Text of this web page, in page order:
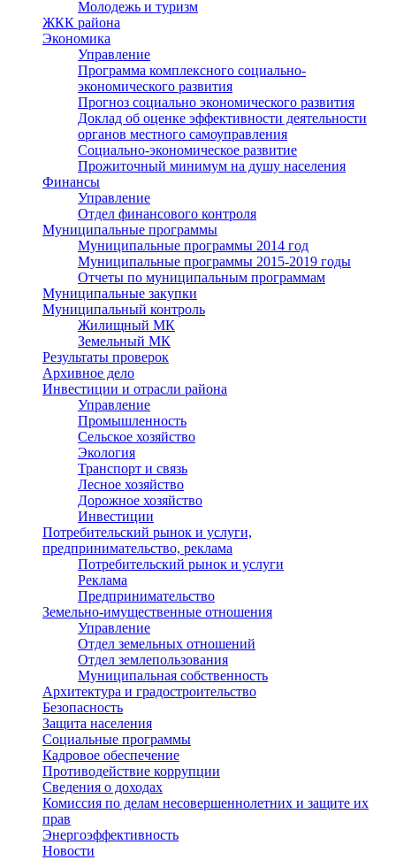
Молодежь и туризм
ЖКК района
Экономика
Управление
Программа комплексного социально-
экономического развития
Прогноз социально экономического развития
Доклад об оценке эффективности деятельности
органов местного самоуправления
Социально-экономическое развитие
Прожиточный минимум на душу населения
Финансы
Управление
Отдел финансового контроля
Муниципальные программы
Муниципальные программы 2014 год
Муниципальные программы 2015-2019 годы
Отчеты по муниципальным программам
Муниципальные закупки
Муниципальный контроль
Жилищный МК
Земельный МК
Результаты проверок
Архивное дело
Инвестиции и отрасли района
Управление
Промышленность
Сельское хозяйство
Экология
Транспорт и связь
Лесное хозяйство
Дорожное хозяйство
Инвестиции
Потребительский рынок и услуги,
предпринимательство, реклама
Потребительский рынок и услуги
Реклама
Предпринимательство
Земельно-имущественные отношения
Управление
Отдел земельных отношений
Отдел землепользования
Муниципальная собственность
Архитектура и градостроительство
Безопасность
Защита населения
Социальные программы
Кадровое обеспечение
Противодействие коррупции
Сведения о доходах
Комиссия по делам несовершеннолетних и защите их
прав
Энергоэффективность
Новости